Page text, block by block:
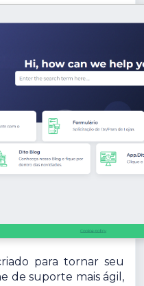
para tornar seu
de suporte mais ágil,